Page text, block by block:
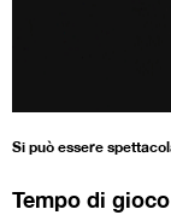
Si può essere
Tempo di